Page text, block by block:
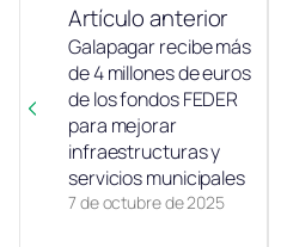
Artículo anterior
7 de octubre de 2025
Galapagar recibe más
de 4 millones de euros
de los fondos FEDER
para mejorar
infraestructuras y
servicios municipales